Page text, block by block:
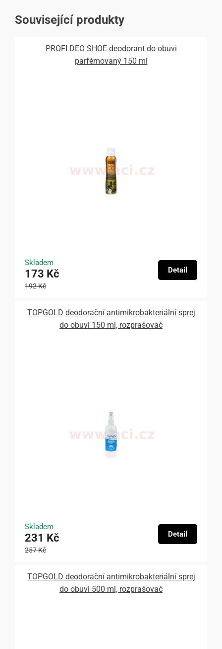
Související produkty
PROFI DEO SHOE deodorant do obuvi
parfémovaný 150 ml
Skladem
173 Kč
192 Kč
Detail
TOPGOLD deodorační antimikrobakteriální sprej
do obuvi 150 ml, rozprašovač
Skladem
231 Kč
257 Kč
Detail
TOPGOLD deodorační antimikrobakteriální sprej
do obuvi 500 ml, rozprašovač